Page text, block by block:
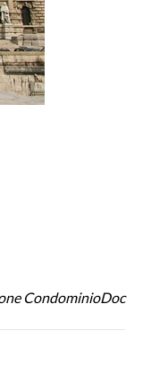
CondominioDoc